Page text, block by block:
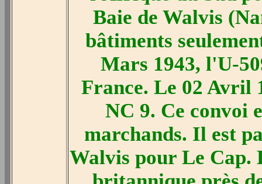
Baie de Walvis
bâtiments
Mars 1943, l'U-
France. Le 02 Avril
NC 9. Ce convoi
marchands. Il est
Walvis pour Le Cap.